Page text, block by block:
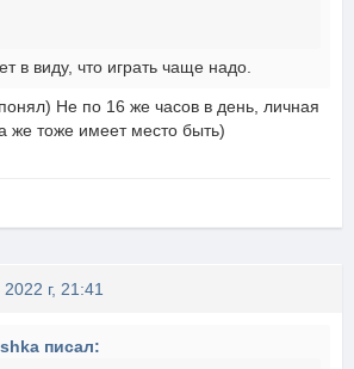
в виду, что играть чаще надо.
Не по 16 же часов в день, личная
же тоже имеет место быть)
г, 21:41
писал: